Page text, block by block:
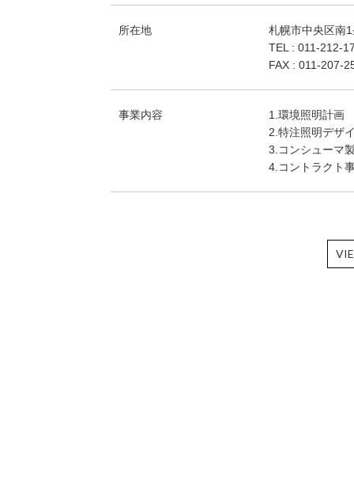
所在地
札幌市中央区南
TEL : 011-212-
FAX : 011-207-
事業内容
1.環境照明計画
2.特注照明デザ
3.コンシューマ
4.コントラクト